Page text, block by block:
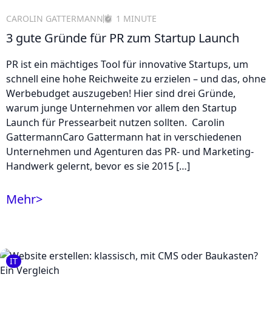
CAROLIN GATTERMANN 1 MINUTE
3 gute Gründe für PR zum Startup Launch
PR ist ein mächtiges Tool für innovative Startups, um
schnell eine hohe Reichweite zu erzielen – und das, ohne
Werbebudget auszugeben! Hier sind drei Gründe,
warum junge Unternehmen vor allem den Startup
Launch für Pressearbeit nutzen sollten. Carolin
GattermannCaro Gattermann hat in verschiedenen
Unternehmen und Agenturen das PR- und Marketing-
Handwerk gelernt, bevor es sie 2015 […]
Mehr>
IT